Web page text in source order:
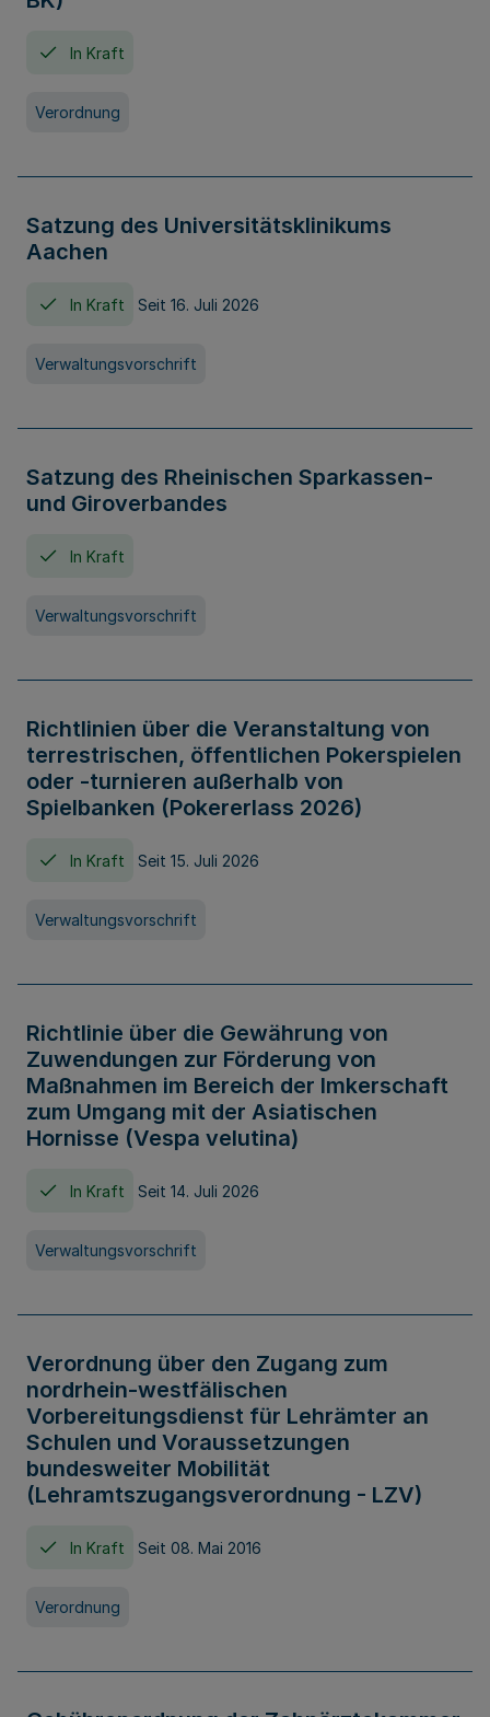
In Kraft
Verordnung
Satzung des Universitätsklinikums
Aachen
In Kraft Seit 16. Juli 2026
Verwaltungsvorschrift
Satzung des Rheinischen Sparkassen-
und Giroverbandes
In Kraft
Verwaltungsvorschrift
Richtlinien über die Veranstaltung von
terrestrischen, öffentlichen Pokerspielen
oder -turnieren außerhalb von
Spielbanken (Pokererlass 2026)
In Kraft Seit 15. Juli 2026
Verwaltungsvorschrift
Richtlinie über die Gewährung von
Zuwendungen zur Förderung von
Maßnahmen im Bereich der Imkerschaft
zum Umgang mit der Asiatischen
Hornisse (Vespa velutina)
In Kraft Seit 14. Juli 2026
Verwaltungsvorschrift
Verordnung über den Zugang zum
nordrhein-westfälischen
Vorbereitungsdienst für Lehrämter an
Schulen und Voraussetzungen
bundesweiter Mobilität
(Lehramtszugangsverordnung - LZV)
In Kraft Seit 08. Mai 2016
Verordnung